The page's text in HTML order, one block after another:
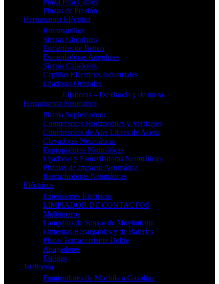
Pinza Pela Cables
Pinzas de Presión
Herramienta Eléctrica
Rotomartillos
Sierras Circulares
Esmeriles de Banco
Esmeriladoras Angulares
Sierras Caladoras
Cepillos Eléctricos Industriales
Lijadoras Orbitales
Lijadoras – De Banda y de mesa
Herramienta Neumatica
Pistola Sopleteadora
Compresores Horizontales y Verticales
Compresores de Aire Libres de Aceite
Clavadoras Neumáticas
Engrapadoras Neumáticas
Lijadoras y Esmeriladoras Neumáticas
Pistolas de Impacto Neumática
Remachadoras Neumáticas
Eléctricos
Extensiones Electricas
LIMPIADOR DE CONTACTOS
Multímetros
Lamparas de Sensor de Movimiento
Linternas Recargables y de Baterías
Placa/ Tomacorriente Doble
Apagadores
Espigas
Jardinería
Fumigadores de Mochila a Gasolina